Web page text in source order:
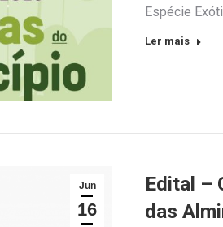
Espécie
Ler mais
Jun
16
Edital –
das